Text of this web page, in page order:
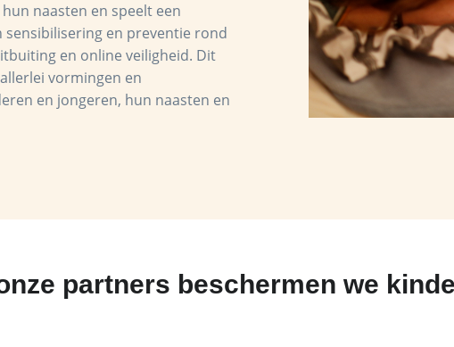
naasten en speelt een
sensibilisering en preventie rond
en online veiligheid. Dit
vormingen en
en jongeren, hun naasten en
partners beschermen we